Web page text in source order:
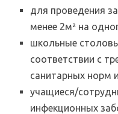
для проведения
менее 2м² на
школьные
соответствии с
санитарных норм
учащиеся/
инфекционных